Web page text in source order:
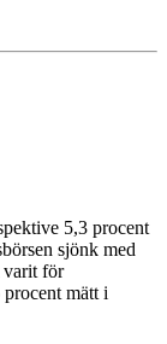
5,3 procent
sjönk med
varit för
mätt i